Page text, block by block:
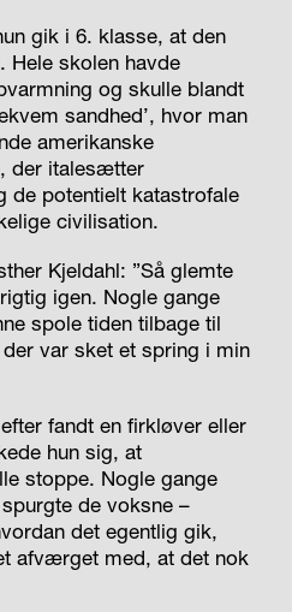
gik i 6. klasse, at den
Hele skolen havde
og skulle blandt
sandhed’, hvor man
amerikanske
der italesætter
de potentielt katastrofale
civilisation.
Kjeldahl: ”Så glemte
igen. Nogle gange
spole tiden tilbage til
var sket et spring i min
fandt en firkløver eller
hun sig, at
stoppe. Nogle gange
de voksne –
det egentlig gik,
afværget med, at det nok